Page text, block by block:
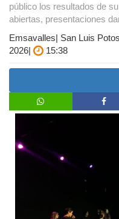
público los resultados de
abiertas, presentaciones
Emsavalles| San Luis
2026|
15:38